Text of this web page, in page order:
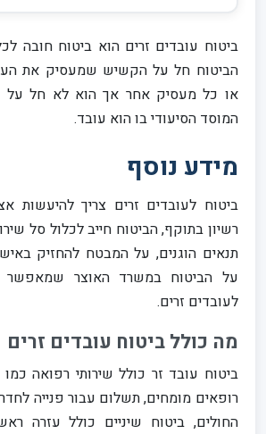
ביטוח עובדים זרים הוא ביטוח חובה
הביטוח חל על הקשיש שמעסיק את
או כל מעסיק אחר אך הוא לא חל על
המוסד הסיעודי בו הוא עובד.
מידע נוסף
ביטוח לעובדים זרים צריך להיעשות
רשיון בתוקף, הביטוח חייב לכלול סל
תנאים הוגנים, על המבטח להחזיק
על הביטוח במשרד האוצר שמאפשר
לעובדים זרים.
מה כולל ביטוח עובדים זרים
ביטוח עובד זר כולל שירותי רפואה
רופאים מומחים, תשלום עבור פנייה
החולים, ביטוח שיניים כולל עזרה